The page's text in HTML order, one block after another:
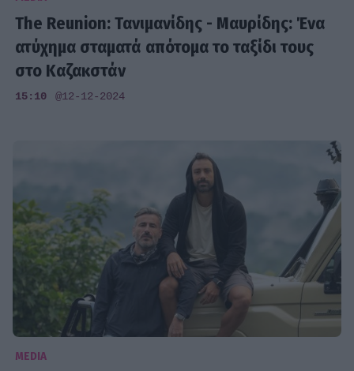
The Reunion: Τανιμανίδης - Μαυρίδης: Ένα
ατύχημα σταματά απότομα το ταξίδι τους
στο Καζακστάν
15:10 @12-12-2024
MEDIA